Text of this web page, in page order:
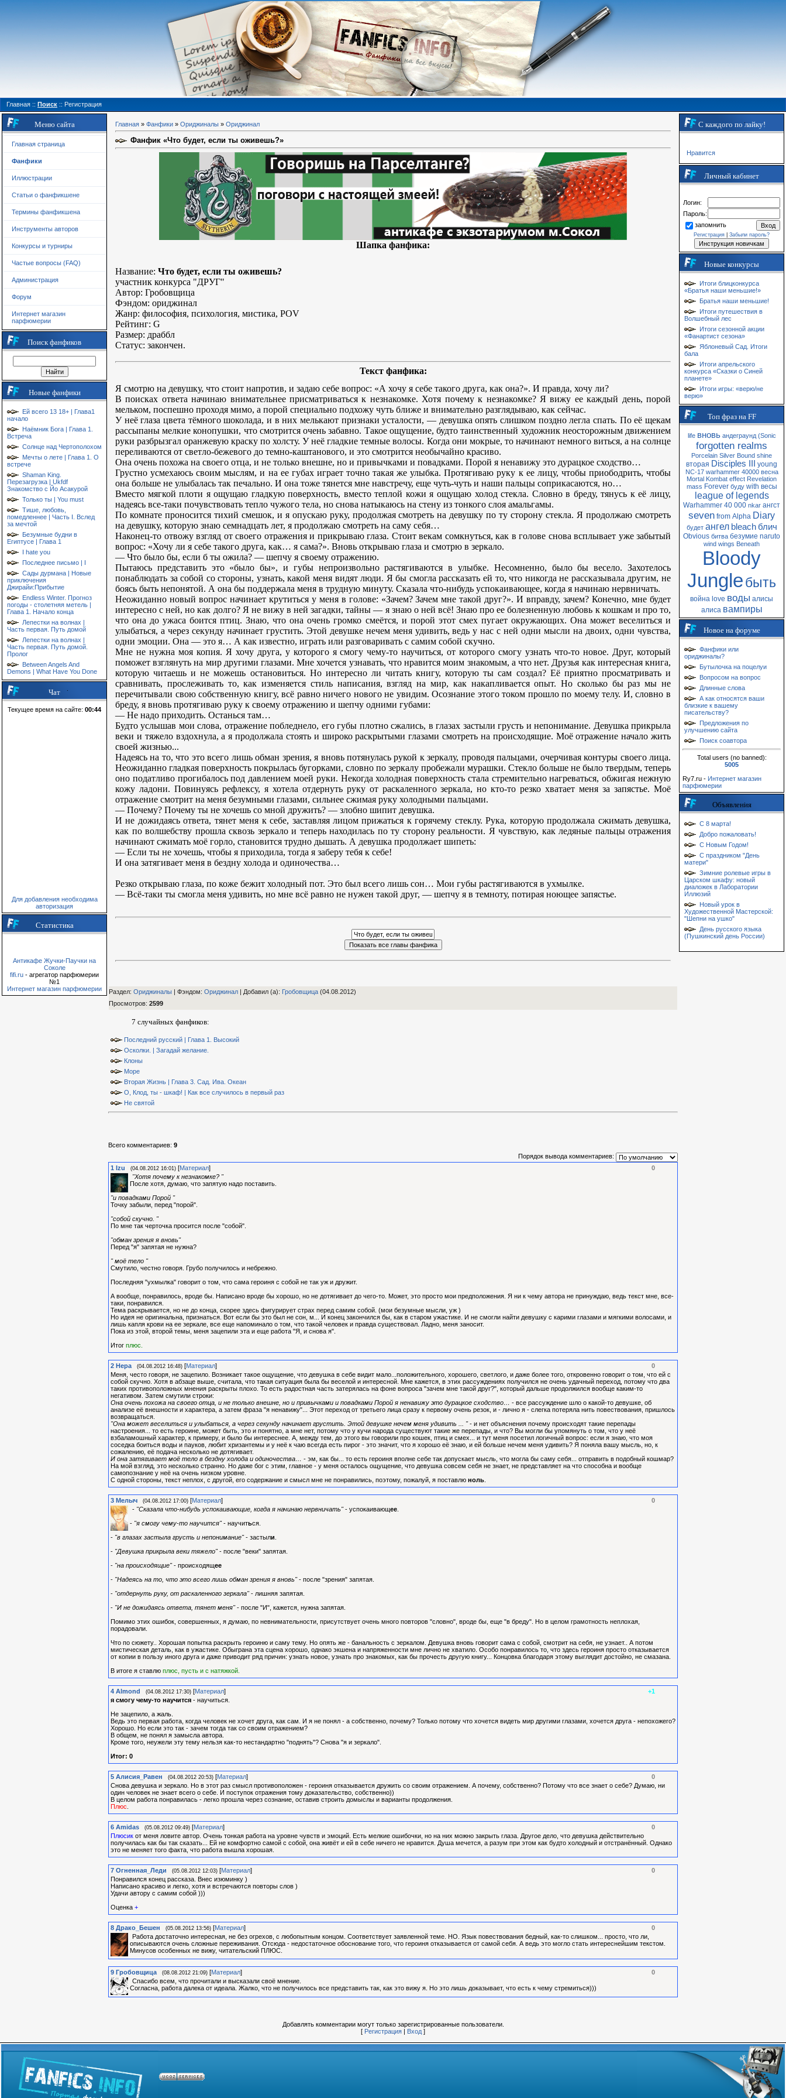
Главная :: Поиск :: Регистрация
Меню сайта
Главная страница
Фанфики
Иллюстрации
Статьи о фанфикшене
Термины фанфикшена
Инструменты авторов
Конкурсы и турниры
Частые вопросы (FAQ)
Администрация
Форум
Интернет магазин
парфюмерии
Поиск фанфиков
Новые фанфики
Ей всего 13 18+ | Глава1
начало
Наёмник Бога | Глава 1.
Встреча
Солнце над Чертополохом
Мечты о лете | Глава 1. О
встрече
Shaman King.
Перезагрузка | Ukfdf
Знакомство с Йо Асакурой
Только ты | You must
Тише, любовь,
помедленнее | Часть I. Вслед
за мечтой
Безумные будни в
Египтусе | Глава 1
I hate you
Последнее письмо | I
Сады дурмана | Новые
приключения
Джирайи:Прибытие
Endless Winter. Прогноз
погоды - столетняя метель |
Глава 1. Начало конца
Лепестки на волнах |
Часть первая. Путь домой
Лепестки на волнах |
Часть первая. Путь домой.
Пролог
Between Angels And
Demons | What Have You Done
Чат
Текущее время на сайте: 00:44
Для добавления необходима
авторизация
Статистика
Антикафе Жучки-Паучки на
Соколе
fifi.ru - агрегатор парфюмерии
№1
Интернет магазин парфюмерии
Главная » Фанфики » Ориджиналы » Ориджинал
Фанфик «Что будет, если ты оживешь?»
Шапка фанфика:
Название: Что будет, если ты оживешь?
участник конкурса "ДРУГ"
Автор: Гробовщица
Фэндом: ориджинал
Жанр: философия, психология, мистика, POV
Рейтинг: G
Размер: драббл
Статус: закончен.
Текст фанфика:
Я смотрю на девушку, что стоит напротив, и задаю себе вопрос: «А хочу я себе такого друга, как она?». И правда, хочу ли?
В поисках ответа начинаю внимательнее присматриваться к незнакомке. Хотя почему к незнакомке? Я вижу ее каждый день, порой
мельком, поспешно проходя мимо, а порой специально подхожу чуть ближе и внимательно разглядываю, как сейчас.
У неё глаза цвета тёмного шоколада, и в них мелькают признаки усталости, — девушка опять слишком поздно легла спать. По её щекам
рассыпаны мелкие конопушки, что смотрится очень забавно. Такое ощущение, будто таинственный художник неосторожным движением
руки разбрызгал оранжевую краску по холсту. У неё гладкие темные волосы. Когда они мокрые, то начинают немного виться, а на солнце
переливаются от светло-бежевого до темно-каштанового, и это смотрится необычайно красиво.
Она очень похожа на своего отца, и не только внешне, но и привычками и повадками. Порой я ненавижу это дурацкое сходство…
Грустно усмехаюсь своим мыслям, и на ее губах играет точно такая же улыбка. Протягиваю руку к ее лицу, чтобы приободрить, чтобы
она больше не улыбалась так печально. И она тоже тянется мне навстречу, еще чуть-чуть и наши пальцы соприкасаются, но…
Вместо мягкой плоти я ощущаю гладкую поверхность, вместо теплой кожи я ощущаю холод стекла. Словно в бреду, тянусь к её лицу,
надеясь все-таки почувствовать тепло чужого тела, но снова натыкаюсь на стену из тонкого слоя амальгамы.
По комнате проносится тихий смешок, и я опускаю руку, продолжая смотреть на девушку по ту сторону стекла. Я продолжаю смотреть
на девушку, которую знаю семнадцать лет, я продолжаю смотреть на саму себя…
Наконец-то отвожу взгляд от своего отражения и прикрываю глаза. Стоит векам сомкнуться, как в голове снова всплывает уже забытый
вопрос: «Хочу ли я себе такого друга, как… я сама?». Вновь открываю глаза и смотрю в зеркало.
— Что было бы, если б ты ожила? — шепчу я своему отражению.
Пытаюсь представить это «было бы», и губы непроизвольно растягиваются в улыбке. Несомненно, было бы весело. Захотелось
понаблюдать за собой со стороны, узнать, какой меня видят люди. Я бы смогла рассказать ей то, что никогда не рассказывала другим, не
боясь быть непонятой. А она бы поддержала меня в трудную минуту. Сказала что-нибудь успокаивающее, когда я начинаю нервничать.
Неожиданно новый вопрос начинает крутиться у меня в голове: «Зачем? Зачем мне такой друг?». И вправду, зачем? Конечно, мне будет
интересно с ней, но как долго? Я не вижу в ней загадки, тайны — я знаю о ней всё! Знаю про ее болезненную любовь к кошкам и про то,
что она до ужаса боится птиц. Знаю, что она очень громко смеётся, и порой этот смех пугает окружающих. Она может веселиться и
улыбаться, а через секунду начинает грустить. Этой девушке нечем меня удивить, ведь у нас с ней одни мысли на двоих, одни чувства,
одни эмоции. Она — это я… А как известно, играть или разговаривать с самим собой скучно.
Мне не нужна моя копия. Я хочу друга, у которого я смогу чему-то научиться, от которого смогу узнать что-то новое. Друг, который
поможет взглянуть на мир другими глазами. Мне хочется узнавать, что нравится моим знакомым, а что нет. Друзья как интересная книга,
которую читаешь и не можешь остановиться. Но интересно ли читать книгу, которую ты сам создал? Её приятно просматривать и
сравнивать, прослеживать то, как изменяется стиль написания, взгляд на мир, как накапливается опыт. Но сколько бы раз мы не
перечитывали свою собственную книгу, всё равно ничего нового не увидим. Осознание этого током прошло по моему телу. И, словно в
бреду, я вновь протягиваю руку к своему отражению и шепчу одними губами:
— Не надо приходить. Останься там…
Будто услышав мои слова, отражение побледнело, его губы плотно сжались, в глазах застыли грусть и непонимание. Девушка прикрыла
веки и тяжело вздохнула, а я продолжала стоять и широко раскрытыми глазами смотреть на происходящие. Моё отражение начало жить
своей жизнью...
Надеясь на то, что это всего лишь обман зрения, я вновь потянулась рукой к зеркалу, проводя пальцами, очерчивая контуры своего лица.
Неожиданно гладкая поверхность покрылась бугорками, словно по зеркалу пробежали мурашки. Стекло больше не было твердым, теперь
оно податливо прогибалось под давлением моей руки. Некогда холодная поверхность стала стремительно нагреваться, обжигая нежную
кожу ладони. Повинуясь рефлексу, я хотела отдернуть руку от раскаленного зеркала, но кто-то резко хватает меня за запястье. Моё
отражение смотрит на меня безумными глазами, сильнее сжимая руку холодными пальцами.
— Почему? Почему ты не хочешь со мной дружить? — злобно шипит девушка.
И не дожидаясь ответа, тянет меня к себе, заставляя лицом прижаться к горячему стеклу. Рука, которую продолжала сжимать девушка,
как по волшебству прошла сквозь зеркало и теперь находилась по ту сторону реальности. Я чувствую, как ледяные пальцы отражения
начинают сжимать моё горло, становится трудно дышать. А девушка продолжает шипеть:
— Если ты не хочешь, чтобы я приходила, тогда я заберу тебя к себе!
И она затягивает меня в бездну холода и одиночества…
Резко открываю глаза, по коже бежит холодный пот. Это был всего лишь сон… Мои губы растягиваются в ухмылке.
— Всё-таки ты смогла меня удивить, но мне всё равно не нужен такой друг, — шепчу я в темноту, потирая ноющее запястье.
Раздел: Ориджиналы | Фэндом: Ориджинал | Добавил (а): Гробовщица (04.08.2012)
Просмотров: 2599
7 случайных фанфиков:
Последний русский | Глава 1. Высокий
Осколки. | Загадай желание.
Клоны
Море
Вторая Жизнь | Глава 3. Сад. Ива. Океан
О, Клод, ты - шкаф! | Как все случилось в первый раз
Не святой
Всего комментариев: 9
Порядок вывода комментариев:
0
1 Izu (04.08.2012 16:01) [Материал]
"Хотя почему к незнакомке? "
После хотя, думаю, что запятую надо поставить.
"и повадками Порой "
Точку забыли, перед "порой".
"собой скучно. "
По мне так черточка просится после "собой".
"обман зрения я вновь"
Перед "я" запятая не нужна?
" моё тело "
Смутило, честно говоря. Грубо получилось и небрежно.
Последняя "ухмылка" говорит о том, что сама героиня с собой не так уж и дружит.
А вообще, понравилось, вроде бы. Написано вроде бы хорошо, но не дотягивает до чего-то. Может, это просто мои предположения. Я ни к чему автора не принуждаю, ведь текст мне, все-
таки, понравился.
Тема раскрывается, но не до конца, скорее здесь фигурирует страх перед самим собой. (мои безумные мысли, уж )
Но идея не оригинальна, признаться. Вот если бы это был не сон, м... И конец закончился бы, как в старом ужастике. И не смогли найти девушку с карими глазами и мягкими волосами, и
лишь капля крови на ее зеркале, все еще напоминало о том, что такой человек и правда существовал. Ладно, меня заносит.
Пока из этой, второй темы, меня зацепили эта и еще работа "Я, и снова я".
Итог плюс.
0
2 Нера (04.08.2012 16:48) [Материал]
Меня, често говоря, не зацепило. Возникает такое ощущение, что девушка в себе видит мало...положительного, хорошего, светлого, и даже более того, откровенно говорит о том, что ей с
собой скучно. Хотя в абзаце выше, считала, что такая ситуация была бы веселой и интересной. Мне кажется, в этих рассуждениях получился не очень удачный переход, потому что два
таких противоположных мнения раскрыты плохо. То есть радостная часть затерялась на фоне вопроса "зачем мне такой друг?", который дальше продолжился вообще каким-то
негативом. Затем смутили строки:
Она очень похожа на своего отца, и не только внешне, но и привычками и повадками Порой я ненавижу это дурацкое сходство… - все рассуждение шло о какой-то девушке, об
анализе её внешности и характера, а затем фраза "я ненавижу"... Этот переход от третьего лица сразу к первому очень резок, и - лично я - слегка потеряла нить повествования, пришлось
возвращаться.
"Она может веселиться и улыбаться, а через секунду начинает грустить. Этой девушке нечем меня удивить ... "- и нет объяснения почему происходят такие перепады
настроения... то есть героине, может быть, это и понятно, а мне нет, потому что у кучи народа существуют такие же перепады, и что? Вы могли бы упомянуть о том, что у неё
взбаламошный характер, к примеру, и было бы интереснее. А, между тем, до этого вы говорили про кошек, птиц и смех... и тут меня посетил логичный вопрос: если я знаю, что моя
соседка боиться воды и пауков, любит хризантемы и у неё к чаю всегда есть пирог - это значит, что я хорошо её знаю, и ей больше нечем меня удивить? Я поняла вашу мысль, но, к
сожалению, её подача несколько не дотягивает.
И она затягивает моё тело в бездну холода и одиночества… - эм, как бы... то есть героиня вполне себе так допускает мысль, что могла бы саму себя... отправить в подобный кошмар?
На мой взгляд, это несколько странно. Но даже бог с этим, главное - у меня осталось ощущение, что девушка совсем себя не знает, не представляет на что способна и вообще
самопознание у неё на очень низком уровне.
С одной стороны, текст неплох, с другой, его содержание и смысл мне не понравились, поэтому, пожалуй, я поставлю ноль
0
3 Мелыч (04.08.2012 17:00) [Материал]
- "Сказала что-нибудь успокаивающие, когда я начинаю нервничать"- успокаивающее
- "я смогу чему-то научится"- научиться.
- "в глазах застыла грусть и непонимание"- застыли
- "Девушка прикрыла веки тяжело"- после "веки" запятая.
- "на происходящие"- происходящее
- "Надеясь на то, что это всего лишь обман зрения я вновь"- после "зрения" запятая.
- "отдернуть руку, от раскаленного зеркала"- лишняя запятая.
- "И не дожидаясь ответа, тянет меня"- после "И", кажется, нужна запятая.
Помимо этих ошибок, совершенных, я думаю, по невнимательности, присутствует очень много повторов "словно", вроде бы, еще "в бреду". Но в целом грамотность неплохая,
порадовали.
Что по сюжету.. Хорошая попытка раскрыть героиню и саму тему. Но опять же - банальность с зеркалом. Девушка вновь говорит сама с собой, смотрит на себя, не узнает.. А потом
мистическая деталь, как в ужастике. Обыграна эта сцена хорошо, однако экшена и напряженности мне лично не хватило. Особо понравилось то, что здесь героиня просто отказывается
от копии в пользу иного друга и даже приводит ряд причин: узнать новое, узнать про знакомых, как бы прочесть другую книгу... Концовка благодаря этому выглядит достойно, не смазана.
В итоге я ставлю плюс, пусть и с натяжкой.
+1
4 Almond (04.08.2012 17:30) [Материал]
я смогу чему-то научится - научиться.
Не зацепило, а жаль.
Ведь это первая работа, когда человек не хочет друга, как сам. И я не понял - а собственно, почему? Только потому что хочется видеть мир другими глазами, хочется друга - непохожего?
Хорошо. Но если это так - зачем тогда так со своим отражением?
В общем, не понял я замысла автора.
Кроме того, неужели эту тему нельзя как-то нестандартно "поднять"? Снова "я и зеркало".
Итог: 0
0
5 Алиcия_Равен (04.08.2012 20:53) [Материал]
Снова девушка и зеркало. Но в этот раз смысл противоположен - героиня отказывается дружить со своим отражением. А почему, собственно? Потому что все знает о себе? Думаю, ни
один человек не знает всего о себе. И поступок отражения тому доказательство, собственно))
В целом работа понравилась - легко прошла через сознание, оставив строить домыслы и варианты продолжения.
Плюс
0
6 Amidas (05.08.2012 09:49) [Материал]
Плюсик от меня ловите автор. Очень тонкая работа на уровне чувств и эмоций. Есть мелкие ошибочки, но на них можно закрыть глаза. Другое дело, что девушка действительно
получилась как бы так сказать... Ей не комфортно самой с собой, она живёт и ей в себе ничего не нравится. Душа мечется, а разум при этом как будто холодный и отстранённый. Однако
это не меняет того факта, что работа вышла хорошая.
0
7 Огненная_Леди (05.08.2012 12:03) [Материал]
Понравился конец рассказа. Внес изюминку )
Написано красиво и легко, хотя и встречаются повторы слов )
Удачи автору с самим собой )))
Оценка +
0
8 Драко_Бешен (05.08.2012 13:56) [Материал]
Работа достаточно интересная, не без огрехов, с любопытным концом. Соответствует заявленной теме. НО. Язык повествования бедный, как-то слишком... просто, что ли,
описываются очень сложные переживания. Отсюда - недостаточное обоснование того, что героиня отказывается от самой себя. А ведь это могло стать интереснейшим текстом.
Минусов особенных не вижу, читательский ПЛЮС.
0
9 Гробовщица (08.08.2012 21:09) [Материал]
Спасибо всем, что прочитали и высказали своё мнение.
Согласна, работа далека от идеала. Жалко, что не получилось все представить так, как это вижу я. Но это лишь доказывает, что есть к чему стремиться)))
Добавлять комментарии могут только зарегистрированные пользователи.
[ Регистрация | Вход ]
С каждого по лайку!
Нравится
Личный кабинет
Логин:
Пароль:
запомнить
Регистрация Забыли пароль?
Новые конкурсы
Итоги блицконкурса
«Братья наши меньшие!»
Братья наши меньшие!
Итоги путешествия в
Волшебный лес
Итоги сезонной акции
«Фанартист сезона»
Яблоневый Сад. Итоги
бала
Итоги апрельского
конкурса «Сказки о Синей
планете»
Итоги игры: «верю/не
верю»
Топ фраз на FF
life вновь андеграунд (Sonic
forgotten realms
Porcelain Silver Bound shine
вторая Disciples III young
NC-17 warhammer 40000 весна
Mortal Kombat effect Revelation
mass Forever буду with весы
league of legends
Warhammer 40 000 nkar ангст
seven from Alpha Diary
будет ангел bleach блич
Obvious битва безумие naruto
wind wings Beneath
Bloody
Jungleбыть
война love воды алисы
алиса вампиры
Новое на форуме
Фанфики или
ориджиналы?
Бутылочка на поцелуи
Вопросом на вопрос
Длинные слова
А как относятся ваши
близкие к вашему
писательству?
Предложения по
улучшению сайта
Поиск соавтора
Total users (no banned):
5005
Ry7.ru - Интернет магазин
парфюмерии
Объявления
С 8 марта!
Добро пожаловать!
С Новым Годом!
С праздником "День
матери"
Зимние ролевые игры в
Царском шкафу: новый
диаложек в Лаборатории
Иллюзий
Новый урок в
Художественной Мастерской:
"Шепни на ушко"
День русского языка
(Пушкинский день России)